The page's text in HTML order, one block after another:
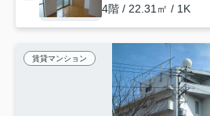
4階 / 22.31㎡ / 1K
賃貸マンション